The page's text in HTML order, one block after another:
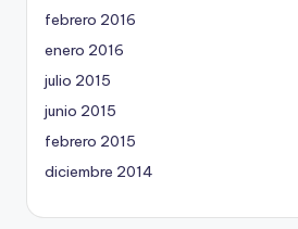
febrero 2016
enero 2016
julio 2015
junio 2015
febrero 2015
diciembre 2014